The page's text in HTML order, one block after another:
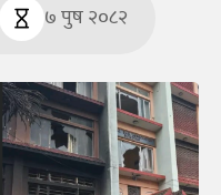
७ पुष २०८२